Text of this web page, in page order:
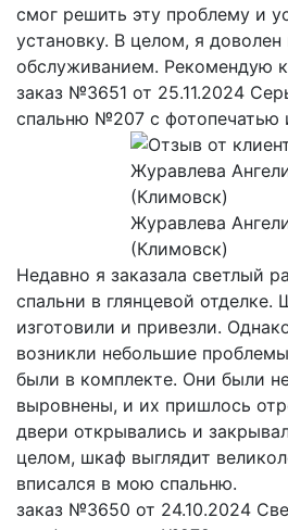
смог решить эту проблему и
установку. В целом, я
обслуживанием. Рекомендую
заказ №3651 от 25.11.2024
спальню №207 с фотопечатью
Журавлева
(Климовск)
Недавно я заказала светлый
спальни в глянцевой
изготовили и привезли.
возникли небольшие
были в комплекте. Они были
выровнены, и их пришлось
двери открывались и
целом, шкаф выглядит
вписался в мою спальню.
заказ №3650 от 24.10.2024